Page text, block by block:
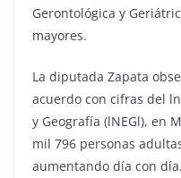
Gerontológica y
mayores.
La diputada Zapata
acuerdo con cifras del
y Geografía (lNEGl), en
mil 796 personas
aumentando día con